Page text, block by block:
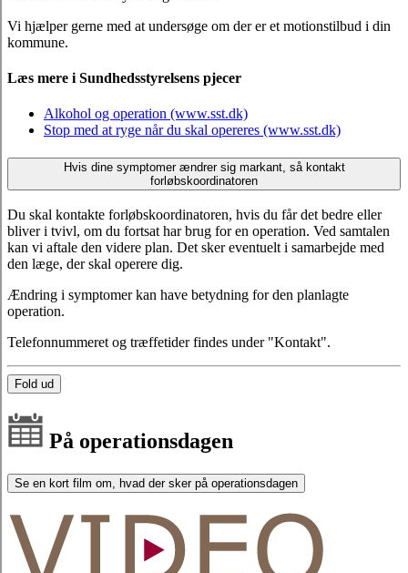
Vi hjælper gerne med at undersøge om der er et motionstilbud i din
kommune.
Læs mere i Sundhedsstyrelsens pjecer
Alkohol og operation (www.sst.dk)
Stop med at ryge når du skal opereres (www.sst.dk)
Hvis dine symptomer ændrer sig markant, så kontakt
forløbskoordinatoren
Du skal kontakte forløbskoordinatoren, hvis du får det bedre eller
bliver i tvivl, om du fortsat har brug for en operation. Ved samtalen
kan vi aftale den videre plan. Det sker eventuelt i samarbejde med
den læge, der skal operere dig.
Ændring i symptomer kan have betydning for den planlagte
operation.
Telefonnummeret og træffetider findes under "Kontakt".
Fold ud
På operationsdagen
Se en kort film om, hvad der sker på operationsdagen